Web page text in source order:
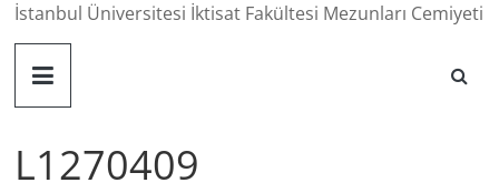
İstanbul Üniversitesi İktisat Fakültesi Mezunları Cemiyeti
L1270409